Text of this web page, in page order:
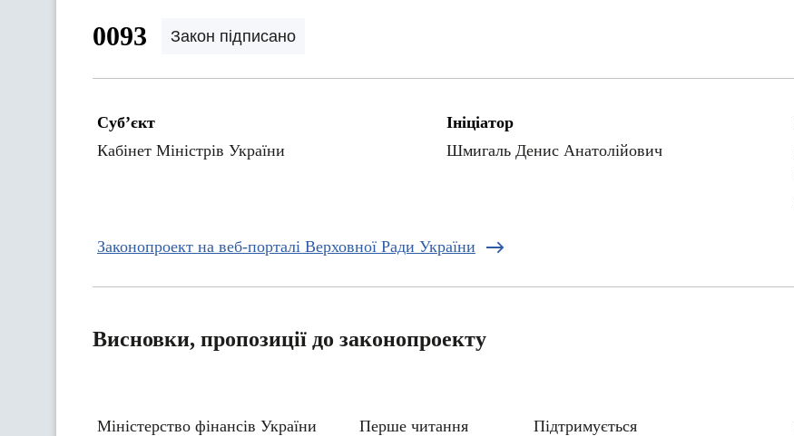
0093 Закон підписано
Суб’єкт
Кабінет Міністрів України
Ініціатор
Шмигаль Денис Анатолійович
Законопроект на веб-порталі Верховної Ради України
Висновки, пропозиції до законопроекту
Міністерство фінансів України Перше читання Підтримується